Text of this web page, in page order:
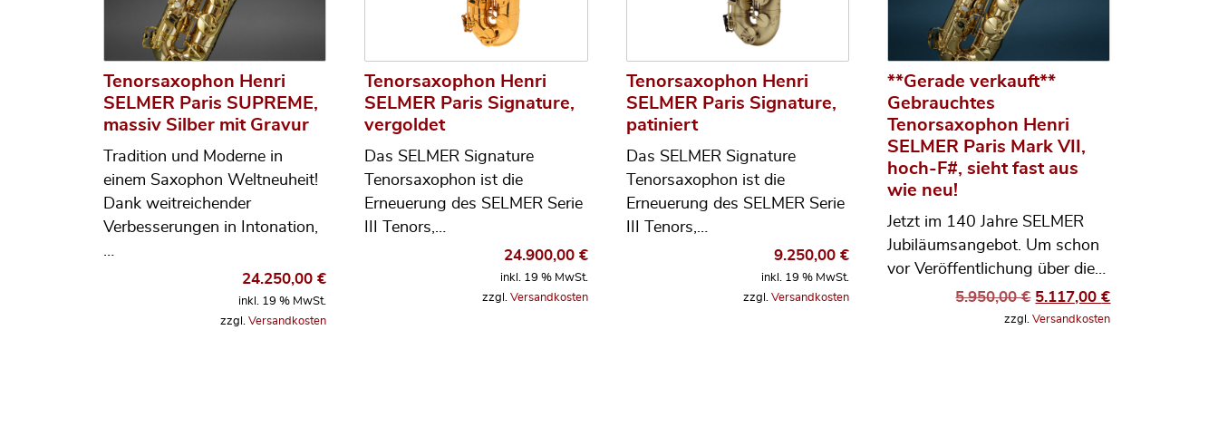
Tenorsaxophon Henri
SELMER Paris SUPREME,
massiv Silber mit Gravur
Tradition und Moderne in
einem Saxophon Weltneuheit!
Dank weitreichender
Verbesserungen in Intonation,
…
24.250,00€
inkl. 19 % MwSt.
zzgl.Versandkosten
Tenorsaxophon Henri
SELMER Paris Signature,
vergoldet
Das SELMER Signature
Tenorsaxophon ist die
Erneuerung des SELMER Serie
III Tenors,…
24.900,00 €
inkl. 19 % MwSt.
zzgl. Versandkosten
Tenorsaxophon Henri
SELMER Paris Signature,
patiniert
Das SELMER Signature
Tenorsaxophon ist die
Erneuerung des SELMER Serie
III Tenors,…
9.250,00 €
inkl. 19 % MwSt.
zzgl. Versandkosten
**Gerade verkauft**
Gebrauchtes
Tenorsaxophon Henri
SELMER Paris Mark VII,
hoch-F#, sieht fast aus
wie neu!
Jetzt im 140 Jahre SELMER
Jubiläumsangebot. Um schon
vor Veröffentlichung über die…
5.950,00€ Ursprünglicher Preis
5.117,00€Aktueller Preis
zzgl.Versandkosten